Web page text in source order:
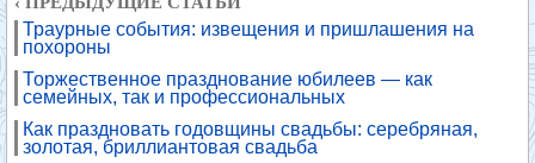
Траурные события: извещения и пришлашения на
похороны
Торжественное празднование юбилеев — как
семейных, так и профессиональных
Как праздновать годовщины свадьбы: серебряная,
золотая, бриллиантовая свадьба